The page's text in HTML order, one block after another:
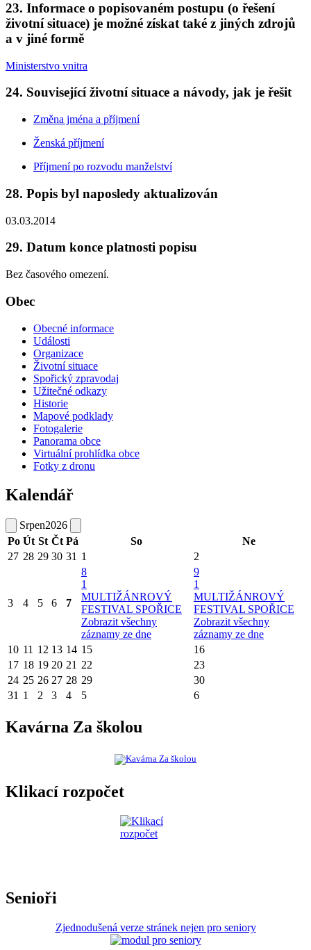
23. Informace o popisovaném postupu (o řešení
životní situace) je možné získat také z jiných zdrojů
a v jiné formě
Ministerstvo vnitra
24. Související životní situace a návody, jak je řešit
Změna jména a příjmení
Ženská příjmení
Příjmení po rozvodu manželství
28. Popis byl naposledy aktualizován
03.03.2014
29. Datum konce platnosti popisu
Bez časového omezení.
Obec
Obecné informace
Události
Organizace
Životní situace
Spořický zpravodaj
Užitečné odkazy
Historie
Mapové podklady
Fotogalerie
Panorama obce
Virtuální prohlídka obce
Fotky z dronu
Kalendář
Srpen2026
Po Út St Čt Pá So
Ne
27 28 29 30 31 1 2
3 4 5 6 7
8
1
MULTIŽÁNROVÝ
FESTIVAL SPOŘICE
Zobrazit všechny
záznamy ze dne
9
1
MULTIŽÁNROVÝ
FESTIVAL SPOŘICE
Zobrazit všechny
záznamy ze dne
10 11 12 13 14 15
16
17 18 19 20 21 22
23
24 25 26 27 28 29
30
31 1 2 3 4 5 6
Kavárna Za školou
Klikací rozpočet
Senioři
Zjednodušená verze stránek nejen pro seniory